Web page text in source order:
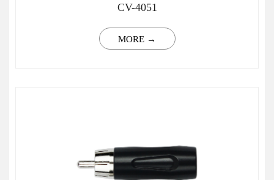
CV-4051
MORE →